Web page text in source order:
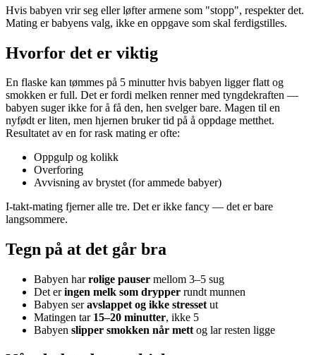
Hvis babyen vrir seg eller løfter armene som "stopp", respekter det.
Mating er babyens valg, ikke en oppgave som skal ferdigstilles.
Hvorfor det er viktig
En flaske kan tømmes på 5 minutter hvis babyen ligger flatt og
smokken er full. Det er fordi melken renner med tyngdekraften —
babyen suger ikke for å få den, hen svelger bare. Magen til en
nyfødt er liten, men hjernen bruker tid på å oppdage metthet.
Resultatet av en for rask mating er ofte:
Oppgulp og kolikk
Overforing
Avvisning av brystet (for ammede babyer)
I-takt-mating fjerner alle tre. Det er ikke fancy — det er bare
langsommere.
Tegn på at det går bra
Babyen harrolige pauser mellom 3–5 sug
Det eringen melk som drypper rundt munnen
Babyen seravslappet og ikke stresset ut
Matingen tar 15–20 minutter, ikke 5
Babyen slipper smokken når mett og lar resten ligge